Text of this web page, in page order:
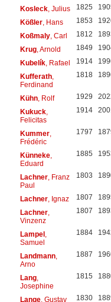
Kosleck, Julius 1825
Kößler, Hans 1853
Koßmaly, Carl 1812
Krug, Arnold 1849
Kubelík, Rafael 1914
Kufferath,
Ferdinand
1818
Kühn, Rolf 1929
Kukuck,
Felicitas
1914
Kummer,
Frédéric
1797
Künneke,
Eduard
1885
Lachner, Franz
Paul
1803
Lachner, Ignaz 1807
Lachner,
Vinzenz
1807
Lampel ,
Samuel
1884
Landmann,
Arno
1887
Lang,
Josephine
1815
Lange, Gustav 1830